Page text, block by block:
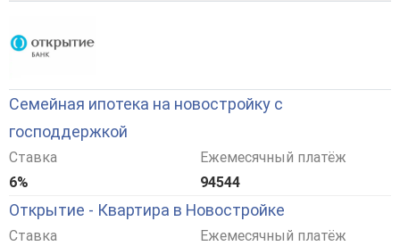
Семейная ипотека на новостройку с
господдержкой
Ставка
6%
Ежемесячный платёж
94544
Открытие - Квартира в Новостройке
Ставка
Ежемесячный платёж